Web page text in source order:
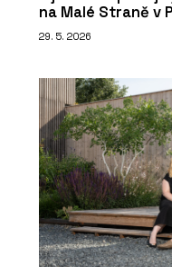
na Malé Straně v
29. 5. 2026